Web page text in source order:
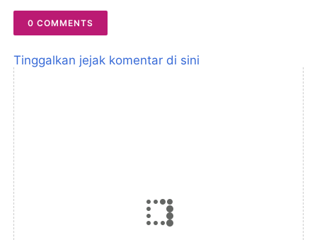
0 COMMENTS
Tinggalkan jejak komentar di sini